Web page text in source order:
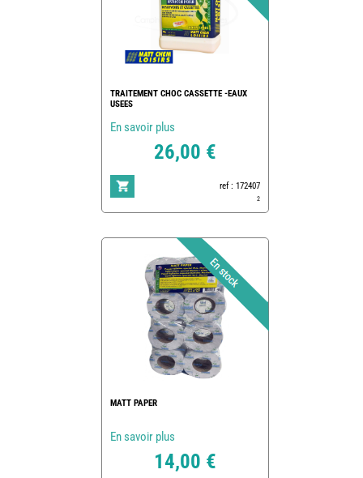
TRAITEMENT CHOC CASSETTE -EAUX
USEES
En savoir plus
26,00 €
ref : 172407
2
MATT PAPER
En savoir plus
14,00 €